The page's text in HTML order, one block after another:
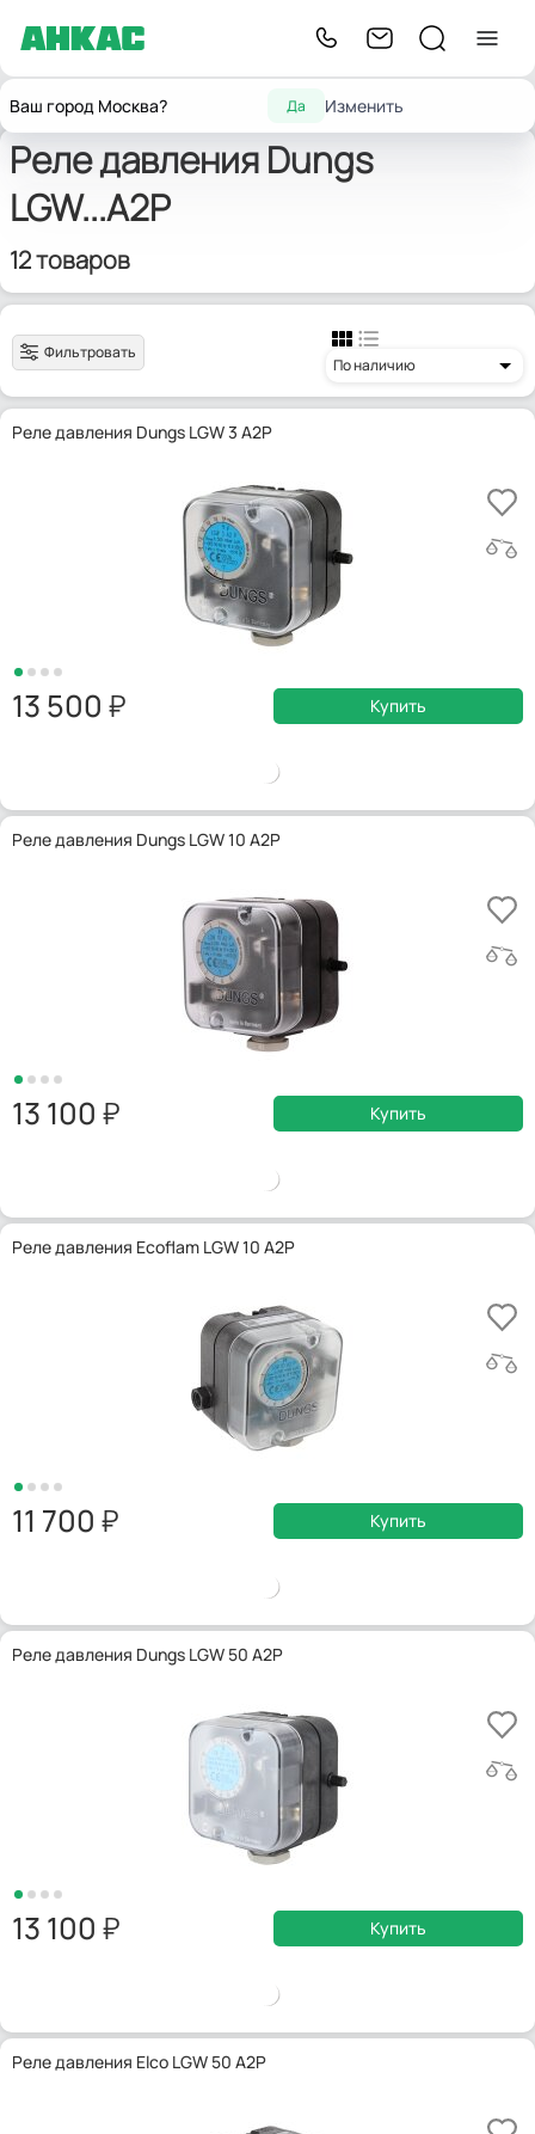
Ваш город Москва? Да Изменить
Главнаягорелок
давления
LGW...A2P
Реле давления Dungs
LGW...A2P
12 товаров
Фильтровать
По наличию
Реле давления Dungs LGW 3 A2P
13 500 Купить
Реле давления Dungs LGW 10 A2P
13 100 Купить
Реле давления Ecoflam LGW 10 A2P
11 700 Купить
Реле давления Dungs LGW 50 A2P
13 100 Купить
Реле давления Elco LGW 50 A2P